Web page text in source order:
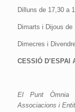
Dilluns de 17,30 a
Dimarts i Dijous de
Dimecres i
CESSIÓ D’ESPAI
El Punt Òmnia
Associacions i